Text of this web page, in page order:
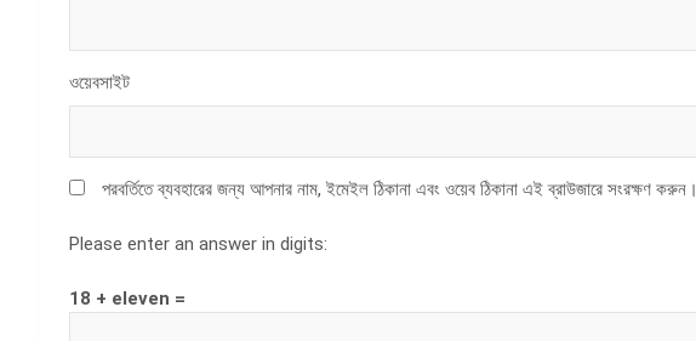
ওয়েবসাইট
পরবর্তিতে ব্যবহারের জন্য আপনার নাম, ইমেইল ঠিকানা এবং ওয়েব ঠিকানা এই ব্রাউজারে সংরক্ষণ করুন।
Please enter an answer in digits:
18 + eleven =